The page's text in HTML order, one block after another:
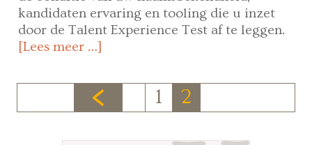
kandidaten ervaring en tooling die u inzet
door de Talent Experience Test af te leggen.
[Lees meer …]
1 2